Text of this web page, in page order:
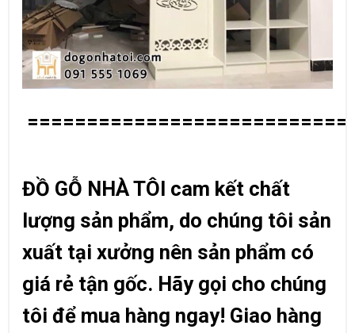
ĐỒ GỖ NHÀ TÔI cam kết chất
lượng sản phẩm, do chúng tôi sản
xuất tại xưởng nên sản phẩm có
giá rẻ tận gốc. Hãy gọi cho chúng
tôi để mua hàng ngay! Giao hàng